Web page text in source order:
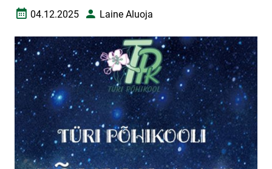
Loomise kuupäev
04.12.2025 AutorLaine Aluoja